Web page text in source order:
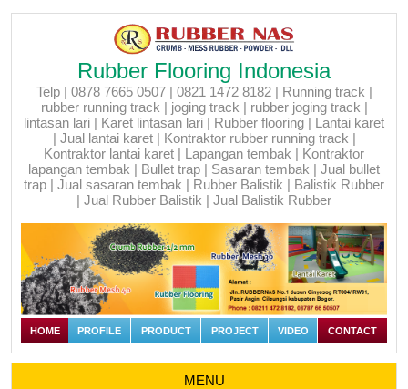
Rubber Flooring Indonesia
Telp | 0878 7665 0507 | 0821 1472 8182 | Running track |
rubber running track | joging track | rubber joging track |
lintasan lari | Karet lintasan lari | Rubber flooring | Lantai karet
| Jual lantai karet | Kontraktor rubber running track |
Kontraktor lantai karet | Lapangan tembak | Kontraktor
lapangan tembak | Bullet trap | Sasaran tembak | Jual bullet
trap | Jual sasaran tembak | Rubber Balistik | Balistik Rubber
| Jual Rubber Balistik | Jual Balistik Rubber
HOME PROFILE PRODUCT PROJECT VIDEO CONTACT
MENU